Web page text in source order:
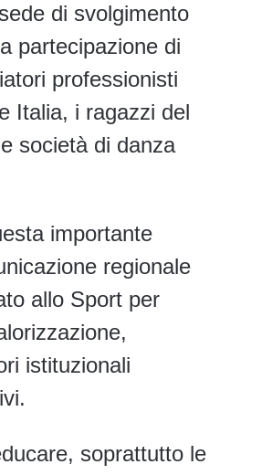
di svolgimento
partecipazione di
professionisti
Italia, i ragazzi del
società di danza
importante
regionale
allo Sport per
istituzionali
soprattutto le